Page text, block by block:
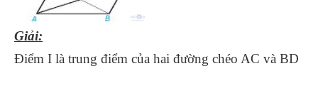
Giải:
Điểm I là trung điểm của hai đường chéo AC và BD